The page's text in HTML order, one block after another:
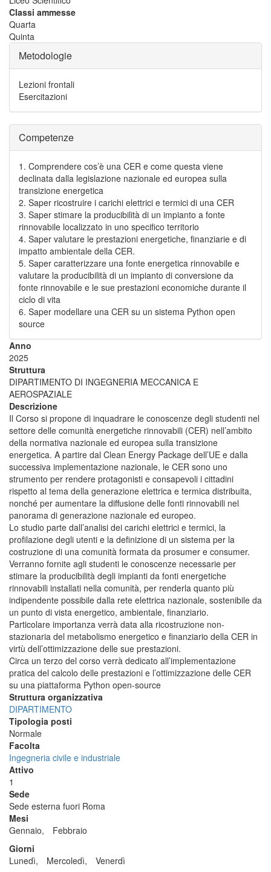
Classi ammesse
Quarta
Quinta
Metodologie
Lezioni frontali
Esercitazioni
Competenze
1. Comprendere cos’è una CER e come questa viene
declinata dalla legislazione nazionale ed europea sulla
transizione energetica
2. Saper ricostruire i carichi elettrici e termici di una CER
3. Saper stimare la producibilità di un impianto a fonte
rinnovabile localizzato in uno specifico territorio
4. Saper valutare le prestazioni energetiche, finanziarie e di
impatto ambientale della CER.
5. Saper caratterizzare una fonte energetica rinnovabile e
valutare la producibilità di un impianto di conversione da
fonte rinnovabile e le sue prestazioni economiche durante il
ciclo di vita
6. Saper modellare una CER su un sistema Python open
source
Anno
2025
Struttura
DIPARTIMENTO DI INGEGNERIA MECCANICA E
AEROSPAZIALE
Descrizione
Il Corso si propone di inquadrare le conoscenze degli studenti nel
settore delle comunità energetiche rinnovabili (CER) nell’ambito
della normativa nazionale ed europea sulla transizione
energetica. A partire dal Clean Energy Package dell’UE e dalla
successiva implementazione nazionale, le CER sono uno
strumento per rendere protagonisti e consapevoli i cittadini
rispetto al tema della generazione elettrica e termica distribuita,
nonché per aumentare la diffusione delle fonti rinnovabili nel
panorama di generazione nazionale ed europeo.
Lo studio parte dall’analisi dei carichi elettrici e termici, la
profilazione degli utenti e la definizione di un sistema per la
costruzione di una comunità formata da prosumer e consumer.
Verranno fornite agli studenti le conoscenze necessarie per
stimare la producibilità degli impianti da fonti energetiche
rinnovabili installati nella comunità, per renderla quanto più
indipendente possibile dalla rete elettrica nazionale, sostenibile da
un punto di vista energetico, ambientale, finanziario.
Particolare importanza verrà data alla ricostruzione non-
stazionaria del metabolismo energetico e finanziario della CER in
virtù dell’ottimizzazione delle sue prestazioni.
Circa un terzo del corso verrà dedicato all’implementazione
pratica del calcolo delle prestazioni e l’ottimizzazione delle CER
su una piattaforma Python open-source
Struttura organizzativa
DIPARTIMENTO
Tipologia posti
Normale
Facolta
Ingegneria civile e industriale
Attivo
1
Sede
Sede esterna fuori Roma
Mesi
Gennaio,
Febbraio
Giorni
Lunedì,
Mercoledì,
Venerdì